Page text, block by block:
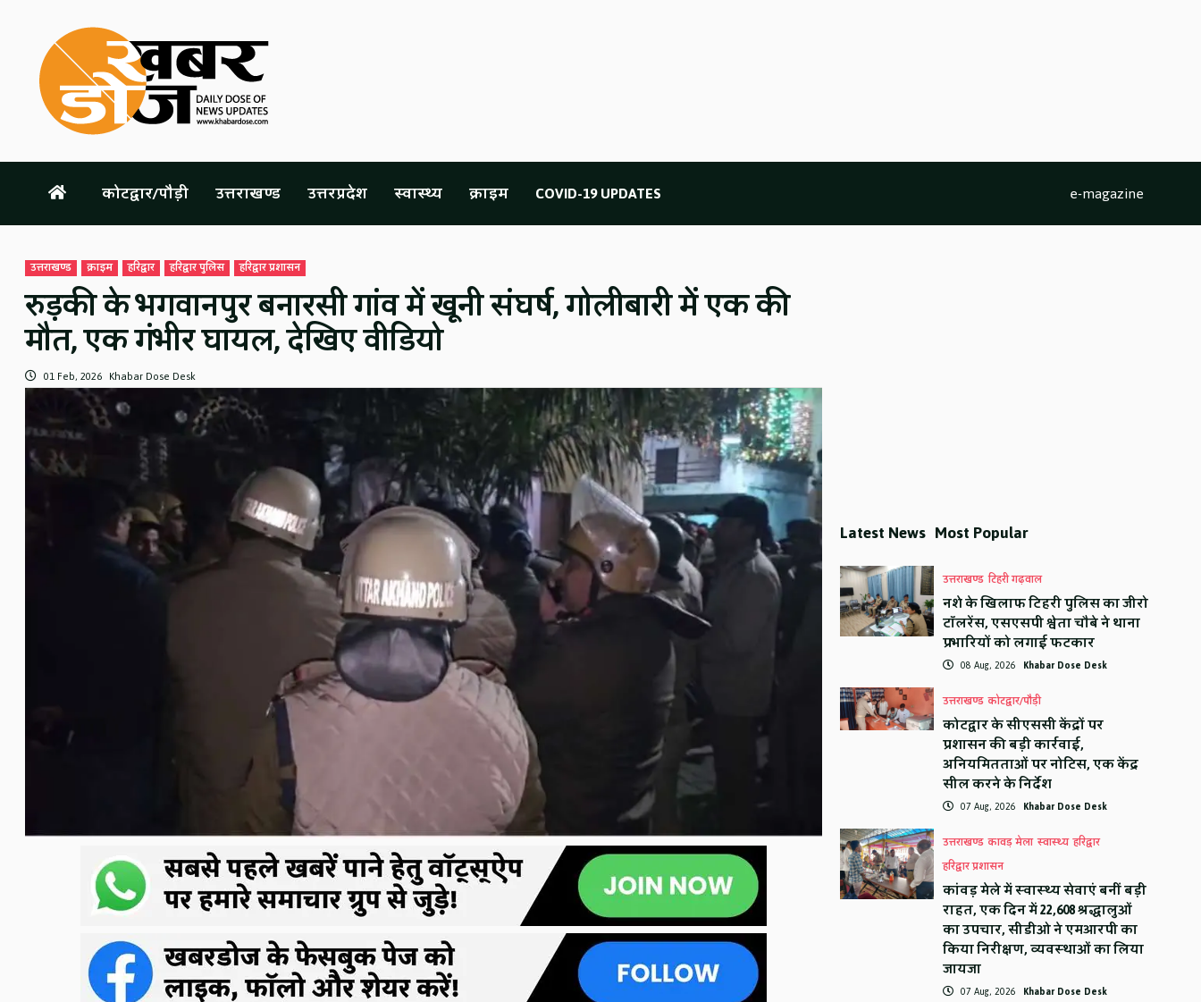
content
कोटद्वार/पौड़ी उत्तराखण्ड उत्तरप्रदेश स्वास्थ्य क्राइम COVID-19 UPDATES e-magazine
उत्तराखण्ड क्राइम हरिद्वार हरिद्वार पुलिस हरिद्वार प्रशासन
रुड़की के भगवानपुर बनारसी गांव में खूनी संघर्ष, गोलीबारी में एक की
मौत, एक गंभीर घायल, देखिए वीडियो
01 Feb, 2026 Khabar Dose Desk
Latest News Most Popular
उत्तराखण्ड टिहरी गढ़वाल
नशे के खिलाफ टिहरी पुलिस का जीरो
टॉलरेंस, एसएसपी श्वेता चौबे ने थाना
प्रभारियों को लगाई फटकार
08 Aug, 2026 Khabar Dose Desk
उत्तराखण्ड कोटद्वार/पौड़ी
कोटद्वार के सीएससी केंद्रों पर
प्रशासन की बड़ी कार्रवाई,
अनियमितताओं पर नोटिस, एक केंद्र
सील करने के निर्देश
07 Aug, 2026 Khabar Dose Desk
उत्तराखण्ड कावड़ मेला स्वास्थ्य हरिद्वार
हरिद्वार प्रशासन
कांवड़ मेले में स्वास्थ्य सेवाएं बनीं बड़ी
राहत, एक दिन में 22,608 श्रद्धालुओं
का उपचार, सीडीओ ने एमआरपी का
किया निरीक्षण, व्यवस्थाओं का लिया
जायजा
07 Aug, 2026 Khabar Dose Desk